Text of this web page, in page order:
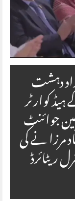
دہشت
کوارٹر
جوائنٹ
نے کی
ریٹائرڈ